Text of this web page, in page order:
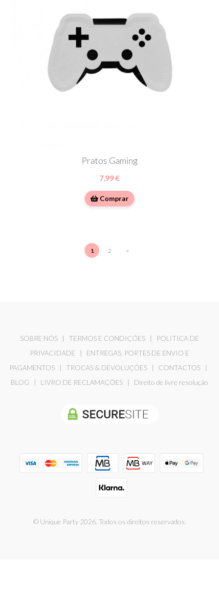
Pratos Gaming
7,99 €
Comprar
1 2 >
SOBRE NÓS | TERMOS E CONDIÇÕES |
POLITICA DE
PRIVACIDADE | ENTREGAS, PORTES DE ENVIO E
PAGAMENTOS| TROCAS & DEVOLUÇÕES| CONTACTOS|
BLOG | LIVRO DE RECLAMAÇÕES | Direito de livre resolução
© Unique Party 2026. Todos os direitos reservados.